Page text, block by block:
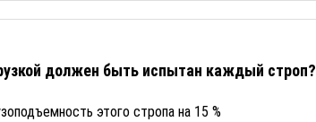
должен быть испытан каждый строп?
этого стропа на 15 %